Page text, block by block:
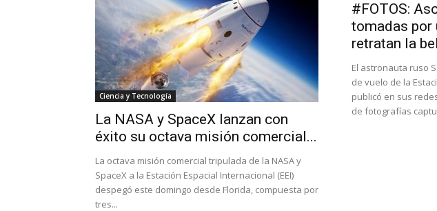
Ciencia y Tecnología
La NASA y SpaceX lanzan con
éxito su octava misión comercial...
La octava misión comercial tripulada de la NASA y
SpaceX a la Estación Espacial Internacional (EEI)
despegó este domingo desde Florida, compuesta por
tres...
#FOTOS:
tomadas por
retratan la
El astronauta ruso
de vuelo de la
publicó en sus
de fotografías